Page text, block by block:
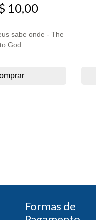
10,00
sabe onde - The
God...
Formas de